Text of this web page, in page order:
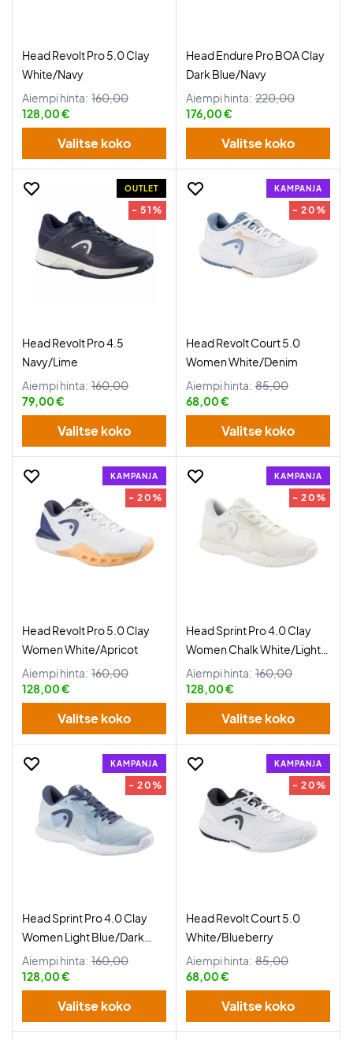
Head Revolt Pro 5.0 Clay
White/Navy
Aiempi hinta: 160,00
128,00 €
Valitse koko
Head Endure Pro BOA Clay
Dark Blue/Navy
Aiempi hinta: 220,00
176,00 €
Valitse koko
OUTLET
- 51%
Head Revolt Pro 4.5
Navy/Lime
Aiempi hinta: 160,00
79,00 €
Valitse koko
KAMPANJA
- 20%
Head Revolt Court 5.0
Women White/Denim
Aiempi hinta: 85,00
68,00 €
Valitse koko
KAMPANJA
- 20%
Head Revolt Pro 5.0 Clay
Women White/Apricot
Aiempi hinta: 160,00
128,00 €
Valitse koko
KAMPANJA
- 20%
Head Sprint Pro 4.0 Clay
Women Chalk White/Light
Grey
Aiempi hinta: 160,00
128,00 €
Valitse koko
KAMPANJA
- 20%
Head Sprint Pro 4.0 Clay
Women Light Blue/Dark
Blue
Aiempi hinta: 160,00
128,00 €
Valitse koko
KAMPANJA
- 20%
Head Revolt Court 5.0
White/Blueberry
Aiempi hinta: 85,00
68,00 €
Valitse koko